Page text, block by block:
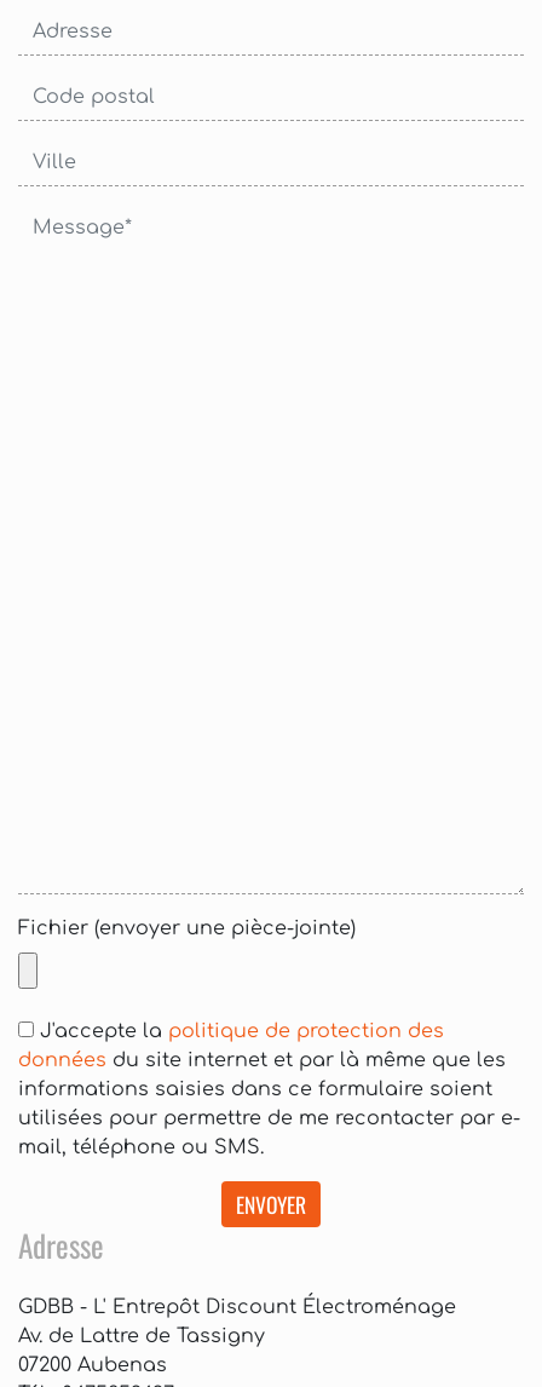
Fichier (envoyer une pièce-jointe)
J'accepte la politique de protection des
données du site internet et par là même que les
informations saisies dans ce formulaire soient
utilisées pour permettre de me recontacter par e-
mail, téléphone ou SMS.
ENVOYER
Adresse
GDBB - L' Entrepôt Discount Électroménage
Av. de Lattre de Tassigny
07200 Aubenas